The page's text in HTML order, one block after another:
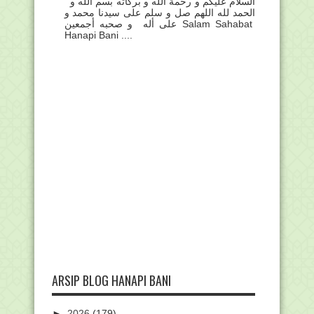
الحمد لله اللهم صل و سلم على سيدنا محمد و
على أله و صحبه أجمعين Salam Sahabat
Hanapi Bani ....
ARSIP BLOG HANAPI BANI